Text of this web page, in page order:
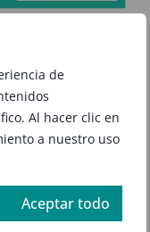
de
Al hacer clic en
a nuestro uso
Aceptar todo
tus
adecuado o no,
muy grande de
o van a adquirir